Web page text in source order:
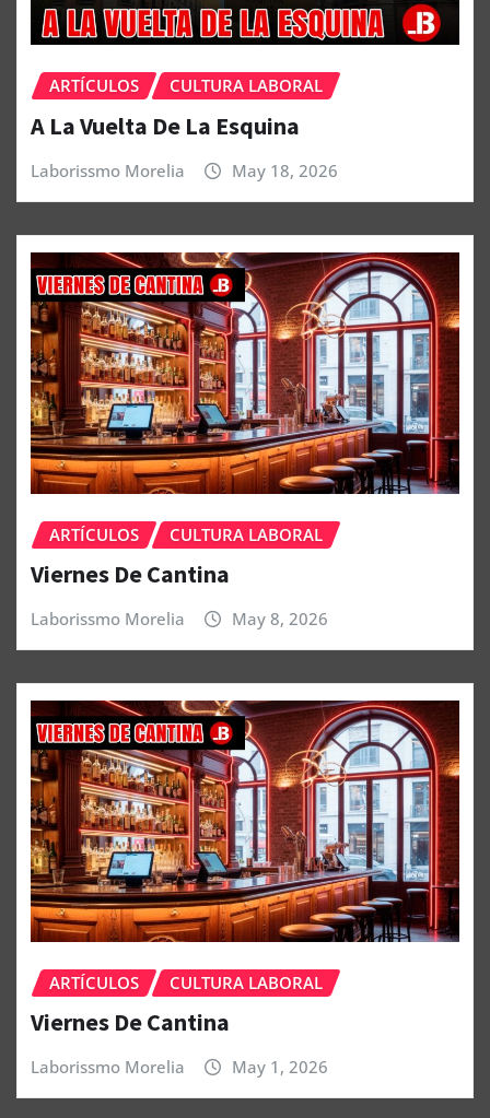
ARTÍCULOS CULTURA LABORAL
A La Vuelta De La Esquina
Laborissmo Morelia May 18, 2026
ARTÍCULOS CULTURA LABORAL
Viernes De Cantina
Laborissmo Morelia May 8, 2026
ARTÍCULOS CULTURA LABORAL
Viernes De Cantina
Laborissmo Morelia May 1, 2026